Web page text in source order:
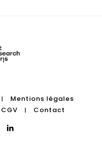
|
Mentions légales
CGV | Contact